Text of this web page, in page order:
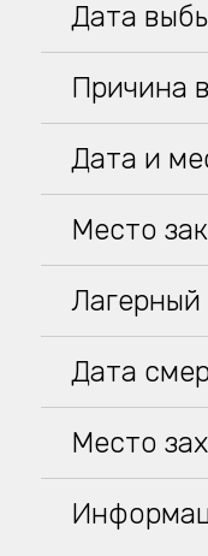
Дата
Причина
Дата и
Место
Дата
Место